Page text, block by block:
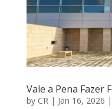
Vale a Pena Fazer
by CR | Jan 16, 2026 |